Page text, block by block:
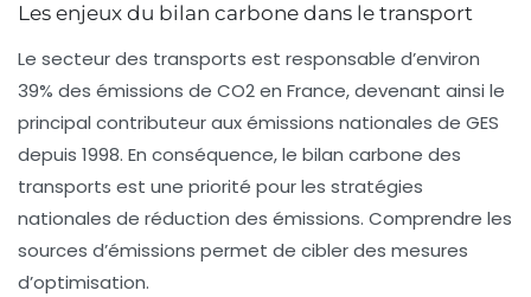
Les enjeux du bilan carbone dans le transport
Le secteur des transports est responsable d’environ
39% des émissions de CO2 en France, devenant ainsi le
principal contributeur aux émissions nationales de GES
depuis 1998. En conséquence, le bilan carbone des
transports est une priorité pour les stratégies
nationales de réduction des émissions. Comprendre les
sources d’émissions permet de cibler des mesures
d’optimisation.